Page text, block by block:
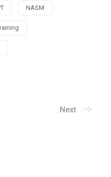
NASM
Next